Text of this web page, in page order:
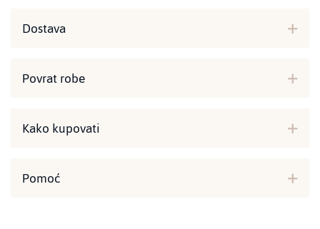
Dostava
Povrat robe
Kako kupovati
Pomoć